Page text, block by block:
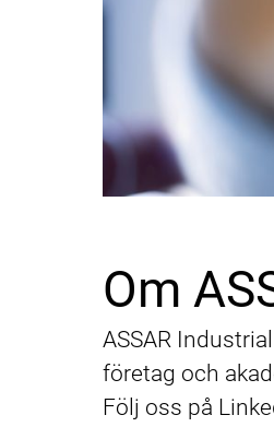
Om
ASSAR
företag och
Följ oss på